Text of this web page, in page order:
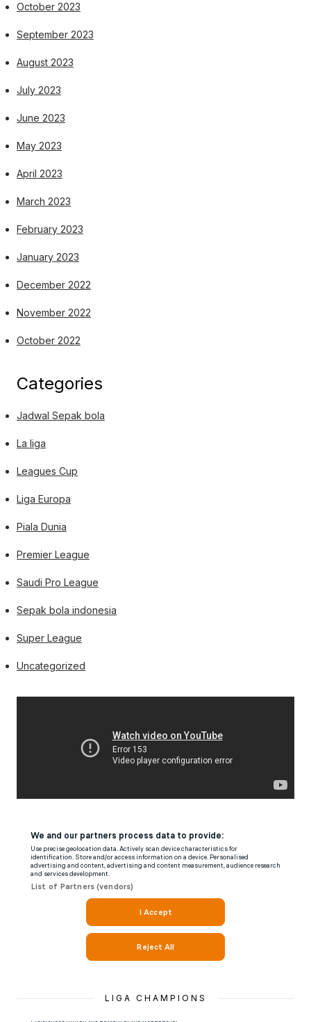
October 2023
September 2023
August 2023
July 2023
June 2023
May 2023
April 2023
March 2023
February 2023
January 2023
December 2022
November 2022
October 2022
Categories
Jadwal Sepak bola
La liga
Leagues Cup
Liga Europa
Piala Dunia
Premier League
Saudi Pro League
Sepak bola indonesia
Super League
Uncategorized
LIGA CHAMPIONS